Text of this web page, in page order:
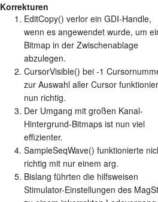
Korrekturen
EditCopy() verlor ein GDI-Handle,
wenn es angewendet wurde, um
Bitmap in der Zwischenablage
abzulegen.
CursorVisible() bei -1
zur Auswahl aller Cursor
nun richtig.
Der Umgang mit großen Kanal-
Hintergrund-Bitmaps ist nun viel
effizienter.
SampleSeqWave() funktionierte
richtig mit nur einem arg.
Bislang führten die hilfsweisen
Stimulator-Einstellungen des